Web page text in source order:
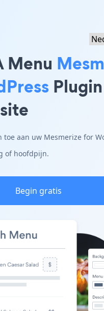
Menu
toe aan uw Mesmerize for
of hoofdpijn.
Begin gratis